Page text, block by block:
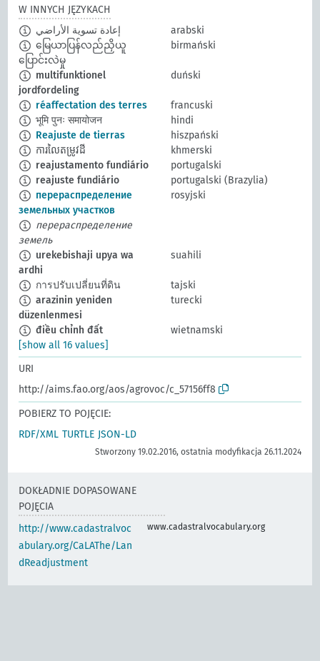
W INNYCH JĘZYKACH
إعادة تسوية الأراضي
arabski
မြေယာပြန်လည်ညှိယူ
ပြောင်းလဲမှု
birmański
multifunktionel
jordfordeling
duński
réaffectation des terres
francuski
भूमि पुनः समायोजन
hindi
Reajuste de tierras
hiszpański
ការលៃតម្រូវដី
khmerski
reajustamento fundiário
portugalski
reajuste fundiário
portugalski (Brazylia)
перераспределение
земельных участков
rosyjski
перераспределение
земель
urekebishaji upya wa
ardhi
suahili
การปรับเปลี่ยนที่ดิน
tajski
arazinin yeniden
düzenlenmesi
turecki
điều chỉnh đất
wietnamski
[show all 16 values]
URI
http://aims.fao.org/aos/agrovoc/c_57156ff8
POBIERZ TO POJĘCIE:
RDF/XML TURTLE JSON-LD
Stworzony 19.02.2016, ostatnia modyfikacja 26.11.2024
DOKŁADNIE DOPASOWANE
POJĘCIA
http://www.cadastralvoc
abulary.org/CaLAThe/Lan
dReadjustment
www.cadastralvocabulary.org